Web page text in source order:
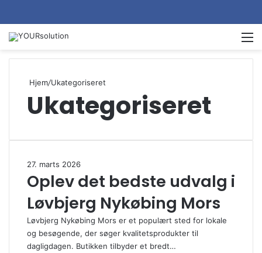
Hjem/Ukategoriseret
Ukategoriseret
27. marts 2026
Oplev det bedste udvalg i
Løvbjerg Nykøbing Mors
Løvbjerg Nykøbing Mors er et populært sted for lokale
og besøgende, der søger kvalitetsprodukter til
dagligdagen. Butikken tilbyder et bredt…